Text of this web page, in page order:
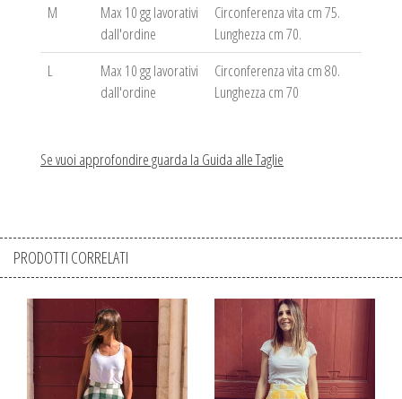
M
Max 10 gg lavorativi
dall'ordine
Circonferenza vita cm 75.
Lunghezza cm 70.
L
Max 10 gg lavorativi
dall'ordine
Circonferenza vita cm 80.
Lunghezza cm 70
Se vuoi approfondire guarda la Guida alle Taglie
PRODOTTI CORRELATI